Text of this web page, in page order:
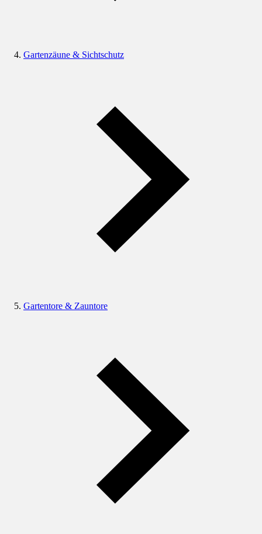
Gartenzäune & Sichtschutz
Gartentore & Zauntore